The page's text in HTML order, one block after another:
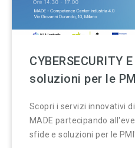
CYBERSECURITY
soluzioni per le
Scopri i servizi innovativi
MADE partecipando
sfide e soluzioni per le